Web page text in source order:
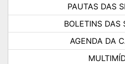
PAUTAS DAS
BOLETINS DAS
AGENDA DA